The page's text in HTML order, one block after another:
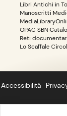
Libri Antichi in
Manoscritti
OPAC SBN
Reti
Lo Scaffale
Accessibilità